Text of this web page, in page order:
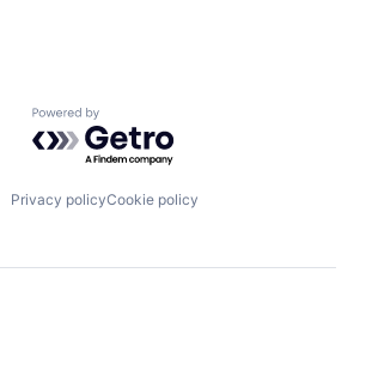
Powered by Getro.com
Privacy policyCookie policy